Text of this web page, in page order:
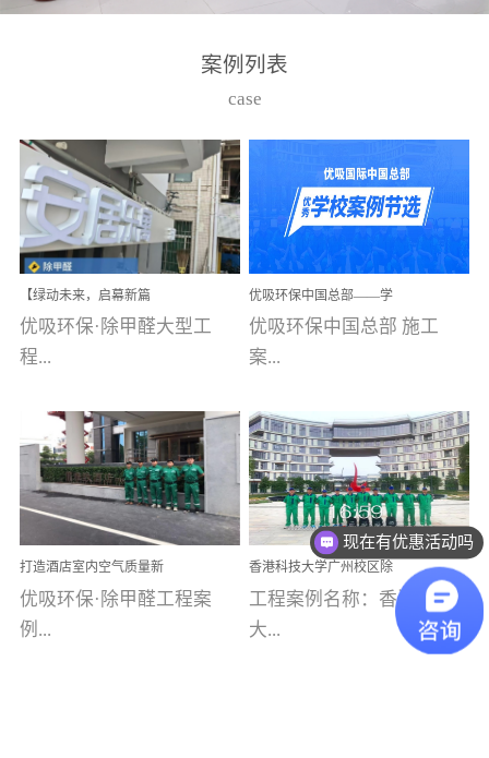
高技能的团队。汇聚了众
取得了多项产品技术专利
和多项国家版权局著作
权，获得高新技术企业称
号。生产优势自主生产自
给自足，优吸公司于2015
在广州番禺区成功建立产
品线生产基地，工厂拥有
自动化生产设备和成熟的
选择源头源材料、严控产
品质量，我们每一批的生
产产品都经过严格的质检
程序；生产车间为优吸总
部和全国分支机构生产光
触媒、净醛王、祛味剂等
优吸系列产品，保质保量
完成生产任务，确保全国
案例列表
case
【绿动未来，启幕新篇
章】优吸环保中标深圳安
居乐寓，超大型工装室内
空气治理项目顺利启航，
优吸环保·除甲醛大型工
程...
案例【深圳安居乐寓】室
内空气治理项目深圳安居
乐寓 深圳市安居乐寓
为深圳安居集团旗下城...
优吸环保中国总部——学
校施工案例(节选)
优吸环保中国总部 施工
案...
例(学校工装节选)广州南沙
小学(珠江湾校区)项目地
址：广州市南沙区海滨路
南沙珠江湾江门市蓬江区
禾...
打造酒店室内空气质量新
标杆——优吸环保·标杆之
作：东莞美豪雅致酒店室
内空气治理工程纪实
优吸环保·除甲醛工程案
例...
香港科技大学广州校区除
甲醛项目圆满完成
工程案例名称：香港科技
大...
现在有优惠活动吗